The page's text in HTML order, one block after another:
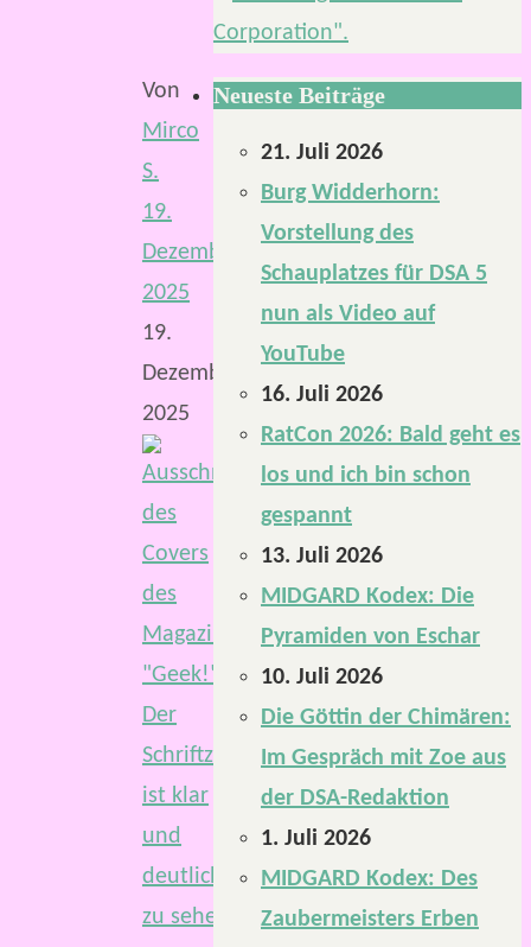
Von
Mirco
S.
19.
Dezember
2025
19.
Dezember
2025
Neueste Beiträge
21. Juli 2026
Burg Widderhorn:
Vorstellung des
Schauplatzes für DSA 5
nun als Video auf
YouTube
16. Juli 2026
RatCon 2026: Bald geht es
los und ich bin schon
gespannt
13. Juli 2026
MIDGARD Kodex: Die
Pyramiden von Eschar
10. Juli 2026
Die Göttin der Chimären:
Im Gespräch mit Zoe aus
der DSA-Redaktion
1. Juli 2026
MIDGARD Kodex: Des
Zaubermeisters Erben